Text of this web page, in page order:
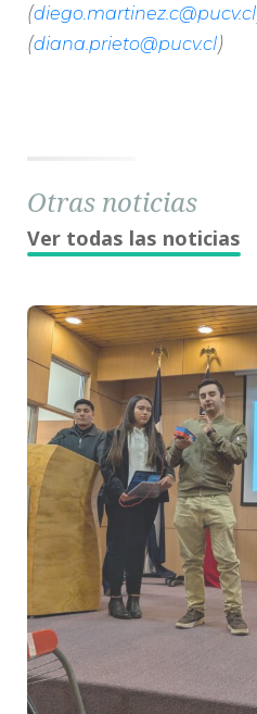
(diego.martinez.c@pucv.cl
(diana.prieto@pucv.cl)
Otras noticias
Ver todas las noticias